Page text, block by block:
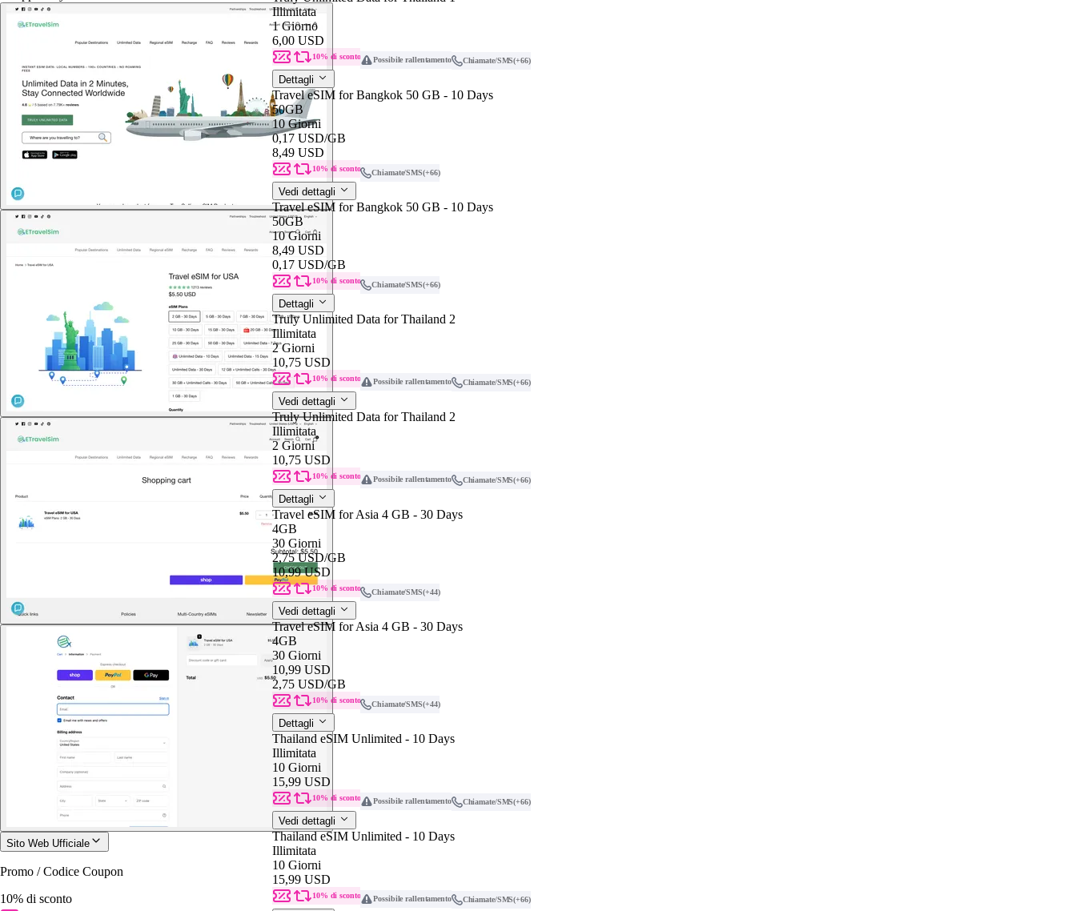
Sito Web Ufficiale
Promo / Codice Coupon
10% di sconto
Illimitata
1 Giorno
6,00 USD
10% di sconto Possibile rallentamento Chiamate/SMS(+66)
Dettagli
Travel eSIM for Bangkok 50 GB - 10 Days
50GB
10 Giorni
0,17 USD/GB
8,49 USD
10% di sconto Chiamate/SMS(+66)
Vedi dettagli
Travel eSIM for Bangkok 50 GB - 10 Days
50GB
10 Giorni
8,49 USD
0,17 USD/GB
10% di sconto Chiamate/SMS(+66)
Dettagli
Truly Unlimited Data for Thailand 2
Illimitata
2 Giorni
10,75 USD
10% di sconto Possibile rallentamento Chiamate/SMS(+66)
Vedi dettagli
Truly Unlimited Data for Thailand 2
Illimitata
2 Giorni
10,75 USD
10% di sconto Possibile rallentamento Chiamate/SMS(+66)
Dettagli
Travel eSIM for Asia 4 GB - 30 Days
4GB
30 Giorni
2,75 USD/GB
10,99 USD
10% di sconto Chiamate/SMS(+44)
Vedi dettagli
Travel eSIM for Asia 4 GB - 30 Days
4GB
30 Giorni
10,99 USD
2,75 USD/GB
10% di sconto Chiamate/SMS(+44)
Dettagli
Thailand eSIM Unlimited - 10 Days
Illimitata
10 Giorni
15,99 USD
10% di sconto Possibile rallentamento Chiamate/SMS(+66)
Vedi dettagli
Thailand eSIM Unlimited - 10 Days
Illimitata
10 Giorni
15,99 USD
10% di sconto Possibile rallentamento Chiamate/SMS(+66)